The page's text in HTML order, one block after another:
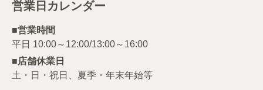
営業日カレンダー
■営業時間
■店舗休業日
土・日・祝日、夏季・年末年始等